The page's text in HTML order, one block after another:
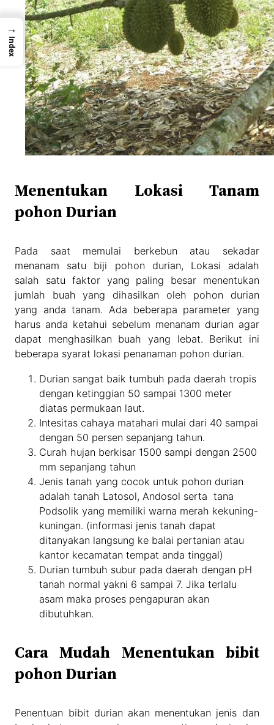
Menentukan Lokasi Tanam
pohon Durian
Pada saat memulai berkebun atau sekadar
menanam satu biji pohon durian, Lokasi adalah
salah satu faktor yang paling besar menentukan
jumlah buah yang dihasilkan oleh pohon durian
yang anda tanam. Ada beberapa parameter yang
harus anda ketahui sebelum menanam durian agar
dapat menghasilkan buah yang lebat. Berikut ini
beberapa syarat lokasi penanaman pohon durian.
Durian sangat baik tumbuh pada daerah tropis
dengan ketinggian 50 sampai 1300 meter
diatas permukaan laut.
Intesitas cahaya matahari mulai dari 40 sampai
dengan 50 persen sepanjang tahun.
Curah hujan berkisar 1500 sampi dengan 2500
mm sepanjang tahun
Jenis tanah yang cocok untuk pohon durian
adalah tanah Latosol, Andosol serta tana
Podsolik yang memiliki warna merah kekuning-
kuningan. (informasi jenis tanah dapat
ditanyakan langsung ke balai pertanian atau
kantor kecamatan tempat anda tinggal)
Durian tumbuh subur pada daerah dengan pH
tanah normal yakni 6 sampai 7. Jika terlalu
asam maka proses pengapuran akan
dibutuhkan.
Cara Mudah Menentukan bibit
pohon Durian
Penentuan bibit durian akan menentukan jenis dan
→
Index